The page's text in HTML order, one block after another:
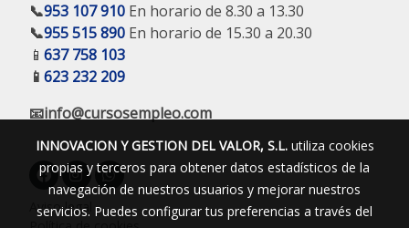
📞953 107 910 En horario de 8.30 a 13.30
📞955 515 890 En horario de 15.30 a 20.30
📱 637 758 103
📱 623 232 209
📧info@cursosempleo.com
Aviso legal
INNOVACION Y GESTION DEL VALOR, S.L.utiliza cookies
propias y terceros para obtener datos estadísticos de la
navegación de nuestros usuarios y mejorar nuestros
servicios. Puedes configurar tus preferencias a través del